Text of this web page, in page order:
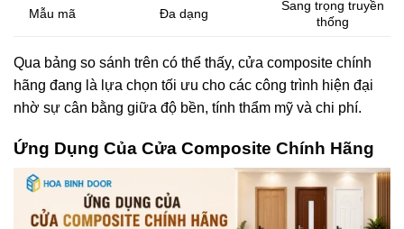
Mẫu mã Đa dạng
Sang trọng truyền
thống
Qua bảng so sánh trên có thể thấy, cửa composite chính
hãng đang là lựa chọn tối ưu cho các công trình hiện đại
nhờ sự cân bằng giữa độ bền, tính thẩm mỹ và chi phí.
Ứng Dụng Của Cửa Composite Chính Hãng